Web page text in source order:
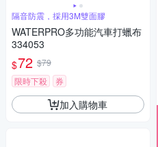
隔音防震，採用3M雙面膠
WATERPRO多功能汽車打蠟布
334053
$72 $79
限時下殺
券
加入購物車